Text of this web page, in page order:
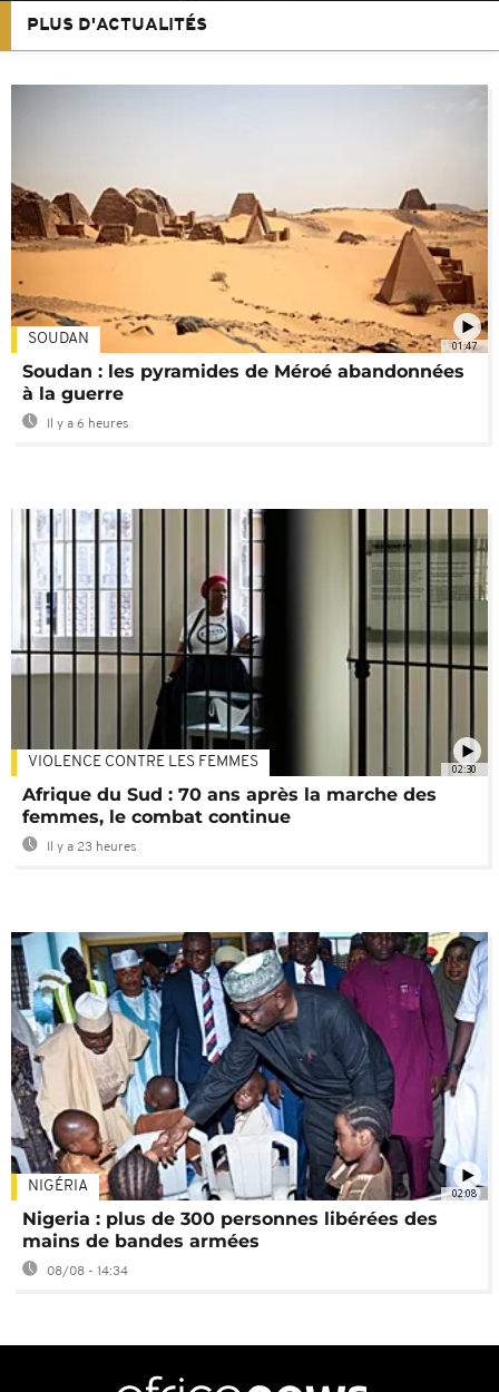
PLUS D'ACTUALITÉS
01:47
SOUDAN
Soudan : les pyramides de Méroé abandonnées
à la guerre
Il y a 6 heures
02:30
VIOLENCE CONTRE LES FEMMES
Afrique du Sud : 70 ans après la marche des
femmes, le combat continue
Il y a 23 heures
02:08
NIGÉRIA
Nigeria : plus de 300 personnes libérées des
mains de bandes armées
08/08 - 14:34